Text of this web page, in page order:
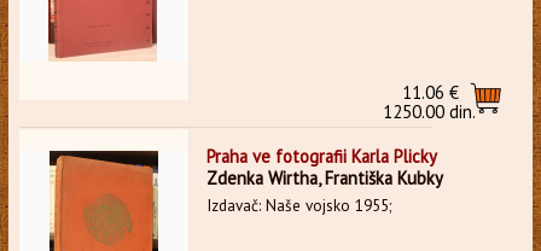
11.06 €
1250.00 din.
Praha ve fotografii Karla Plicky
Zdenka Wirtha, Františka Kubky
Izdavač: Naše vojsko 1955;